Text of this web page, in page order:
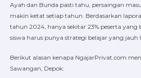
Ayah dan Bunda pasti tahu, persaingan
makin ketat setiap tahun. Berdasarkan
tahun 2024, hanya sekitar 23% peserta yang
siswa harus punya strategi belajar yang jauh
Berikut alasan kenapa NgajarPrivat.com
Sawangan, Depok: